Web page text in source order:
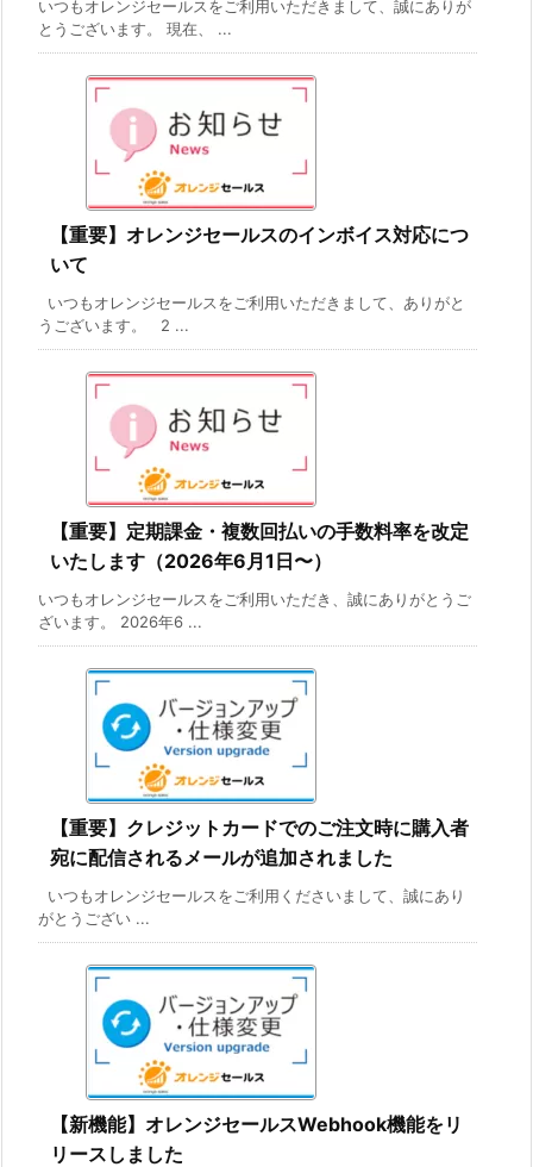
いつもオレンジセールスをご利用いただきまして、誠にありが
とうございます。 現在、 ...
【重要】オレンジセールスのインボイス対応につ
いて
いつもオレンジセールスをご利用いただきまして、ありがと
うございます。 2 ...
【重要】定期課金・複数回払いの手数料率を改定
いたします（2026年6月1日〜）
いつもオレンジセールスをご利用いただき、誠にありがとうご
ざいます。 2026年6 ...
【重要】クレジットカードでのご注文時に購入者
宛に配信されるメールが追加されました
いつもオレンジセールスをご利用くださいまして、誠にあり
がとうござい ...
【新機能】オレンジセールスWebhook機能をリ
リースしました